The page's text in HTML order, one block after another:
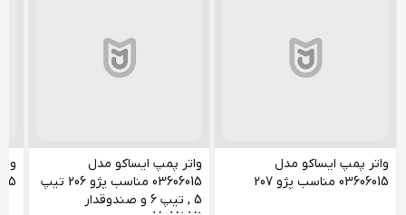
واتر پمپ ایساکو مدل
03606015 مناسب پژو 207
واتر پمپ ایساکو مدل
03606015 مناسب پژو 206 تیپ
5 , تیپ 6 و صندوقدار